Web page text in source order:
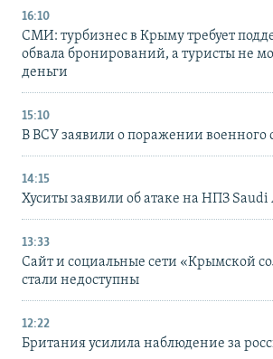
16:10
СМИ: турбизнес в Крыму требует
обвала бронирований, а туристы не
деньги
15:10
В ВСУ заявили о поражении военного
14:15
Хуситы заявили об атаке на НПЗ Saudi
13:33
Сайт и социальные сети «Крымской
стали недоступны
12:22
Британия усилила наблюдение за